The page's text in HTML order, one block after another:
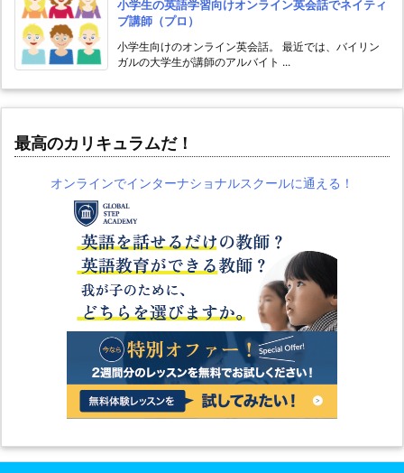
小学生の英語学習向けオンライン英会話でネイティ
ブ講師（プロ）
小学生向けのオンライン英会話。 最近では、バイリン
ガルの大学生が講師のアルバイト ...
最高のカリキュラムだ！
オンラインでインターナショナルスクールに通える！